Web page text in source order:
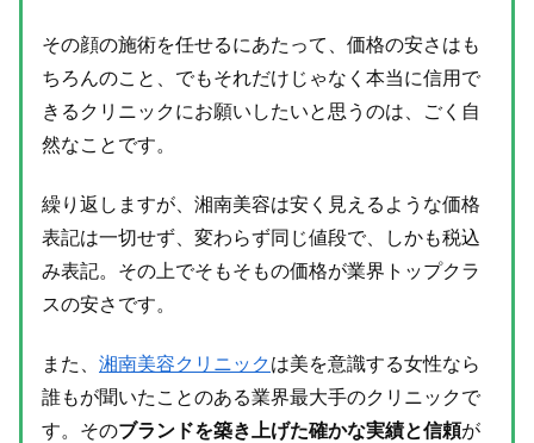
その顔の施術を任せるにあたって、価格の安さはも
ちろんのこと、でもそれだけじゃなく本当に信用で
きるクリニックにお願いしたいと思うのは、ごく自
然なことです。
繰り返しますが、湘南美容は安く見えるような価格
表記は一切せず、変わらず同じ値段で、しかも税込
み表記。その上でそもそもの価格が業界トップクラ
スの安さです。
また、 湘南美容クリニックは美を意識する女性なら
誰もが聞いたことのある業界最大手のクリニックで
す。そのブランドを築き上げた確かな実績と信頼が